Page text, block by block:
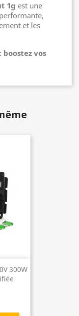
1g est une
et les
vos
300W